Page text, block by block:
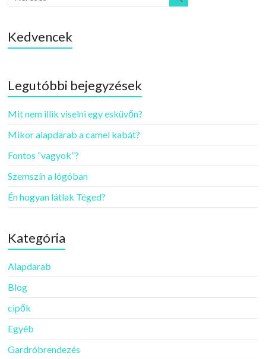
Kedvencek
Legutóbbi bejegyzések
Mit nem illik viselni egy esküvőn?
Mikor alapdarab a camel kabát?
Fontos “vagyok”?
Szemszín a lógóban
Én hogyan látlak Téged?
Kategória
Alapdarab
Blog
cipők
Egyéb
Gardróbrendezés